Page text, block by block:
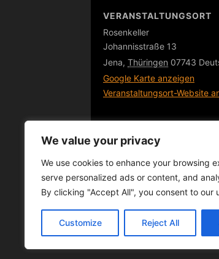
We value your privacy
We use cookies to enhance your browsing
serve personalized ads or content, and
By clicking "Accept All", you consent to our
Customize Reject All
VERANSTALTUNGSORT
Rosenkeller
Johannisstraße 13
Jena, Thüringen 07743
Google Karte anzeigen
Veranstaltungsort-Website
DEEP.DIVE